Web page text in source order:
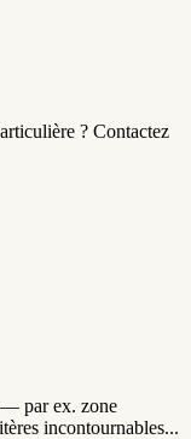
? Contactez
— par ex. zone
incontournables...